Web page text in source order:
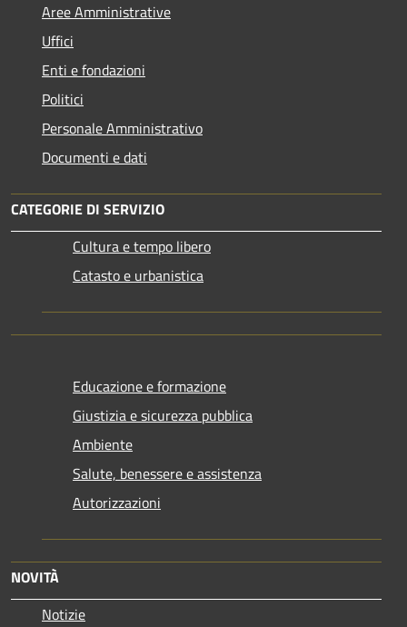
Aree Amministrative
Uffici
Enti e fondazioni
Politici
Personale Amministrativo
Documenti e dati
CATEGORIE DI SERVIZIO
Cultura e tempo libero
Catasto e urbanistica
Educazione e formazione
Giustizia e sicurezza pubblica
Ambiente
Salute, benessere e assistenza
Autorizzazioni
NOVITÀ
Notizie